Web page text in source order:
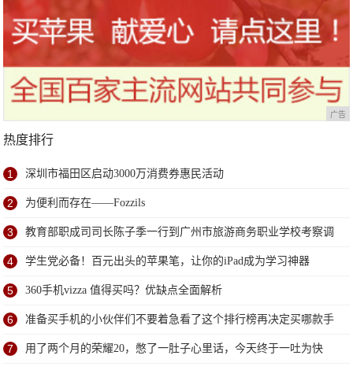
广告
热度排行
1 深圳市福田区启动3000万消费券惠民活动
2 为便利而存在——Fozzils
3 教育部职成司司长陈子季一行到广州市旅游商务职业学校考察调
研
4 学生党必备！百元出头的苹果笔，让你的iPad成为学习神器
5 360手机vizza 值得买吗？优缺点全面解析
6 准备买手机的小伙伴们不要着急看了这个排行榜再决定买哪款手
机吧
7 用了两个月的荣耀20，憋了一肚子心里话，今天终于一吐为快